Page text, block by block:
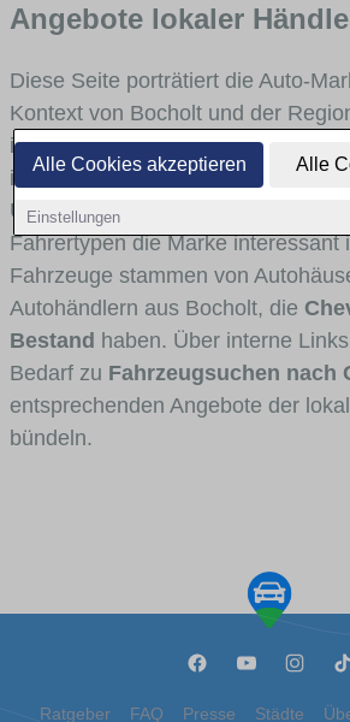
Alle Cookies akzeptieren Alle
Einstellungen
Angebote lokaler
Diese Seite porträtiert die Auto-
Kontext von Bocholt und der
in welchen Fahrzeugklassen
ist, welche Modellreihen häufig im
Umlandverkehr zu sehen sind und
Fahrertypen die Marke interessant
Fahrzeuge stammen von
Autohändlern aus Bocholt, die
Bestand haben. Über interne
Bedarf zu Fahrzeugsuchen nach
entsprechenden Angebote der
bündeln.
Ratgeber FAQ Presse Städte